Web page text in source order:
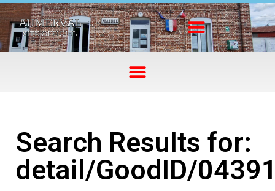
Search Results for:
detail/GoodID/